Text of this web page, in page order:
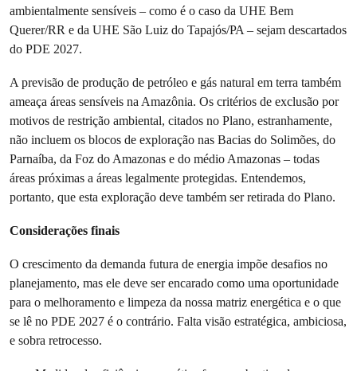
ambientalmente sensíveis – como é o caso da UHE Bem
Querer/RR e da UHE São Luiz do Tapajós/PA – sejam descartados
do PDE 2027.
A previsão de produção de petróleo e gás natural em terra também
ameaça áreas sensíveis na Amazônia. Os critérios de exclusão por
motivos de restrição ambiental, citados no Plano, estranhamente,
não incluem os blocos de exploração nas Bacias do Solimões, do
Parnaíba, da Foz do Amazonas e do médio Amazonas – todas
áreas próximas a áreas legalmente protegidas. Entendemos,
portanto, que esta exploração deve também ser retirada do Plano.
Considerações finais
O crescimento da demanda futura de energia impõe desafios no
planejamento, mas ele deve ser encarado como uma oportunidade
para o melhoramento e limpeza da nossa matriz energética e o que
se lê no PDE 2027 é o contrário. Falta visão estratégica, ambiciosa,
e sobra retrocesso.